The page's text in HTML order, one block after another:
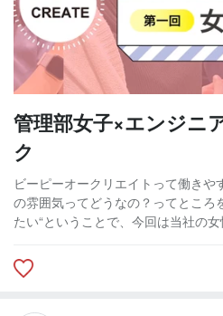
管理部女子×エンジニ
ク
ビーピーオークリエイトって働き
の雰囲気ってどうなの？ってところ
たい“ということで、今回は当社の